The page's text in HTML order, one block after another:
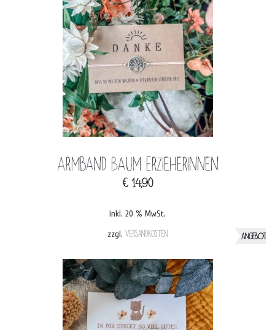
Armband Baum Erzieherinnen
€ 14,90
inkl. 20 % MwSt.
zzgl. Versandkosten ANGEBOT!